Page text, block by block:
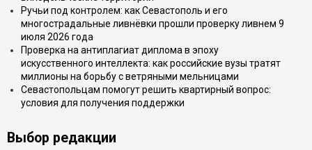
Ручьи под контролем: как Севастополь и его
многострадальные ливнёвки прошли проверку ливнем 9
июля 2026 года
Проверка на антиплагиат диплома в эпоху
искусственного интеллекта: как российские вузы тратят
миллионы на борьбу с ветряными мельницами
Севастопольцам помогут решить квартирный вопрос:
условия для получения поддержки
Выбор редакции